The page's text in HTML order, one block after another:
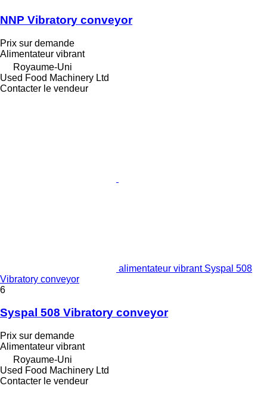
NNP Vibratory conveyor
Prix sur demande
Alimentateur vibrant
Royaume-Uni
Used Food Machinery Ltd
Contacter le vendeur
alimentateur vibrant Syspal 508
Vibratory conveyor
6
Syspal 508 Vibratory conveyor
Prix sur demande
Alimentateur vibrant
Royaume-Uni
Used Food Machinery Ltd
Contacter le vendeur